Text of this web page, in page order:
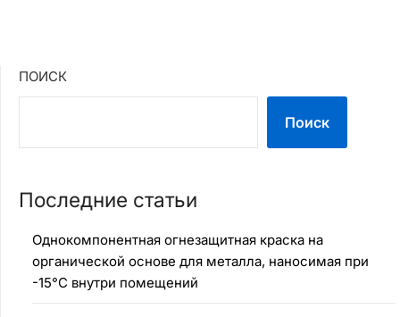
ПОИСК
Поиск
Последние статьи
Однокомпонентная огнезащитная краска на
органической основе для металла, наносимая при
-15°C внутри помещений